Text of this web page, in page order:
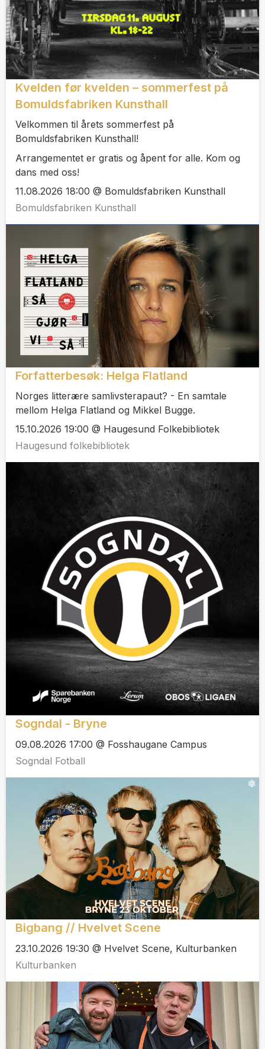
Kvelden før kvelden – sommerfest på
Bomuldsfabriken Kunsthall
Velkommen til årets sommerfest på
Bomuldsfabriken Kunsthall!
Arrangementet er gratis og åpent for alle. Kom og
dans med oss!
11.08.2026 18:00 @ Bomuldsfabriken Kunsthall
Bomuldsfabriken Kunsthall
Forfatterbesøk: Helga Flatland
Norges litterære samlivsterapaut? - En samtale
mellom Helga Flatland og Mikkel Bugge.
15.10.2026 19:00 @ Haugesund Folkebibliotek
Haugesund folkebibliotek
Sogndal - Bryne
09.08.2026 17:00 @ Fosshaugane Campus
Sogndal Fotball
Bigbang // Hvelvet Scene
23.10.2026 19:30 @ Hvelvet Scene, Kulturbanken
Kulturbanken